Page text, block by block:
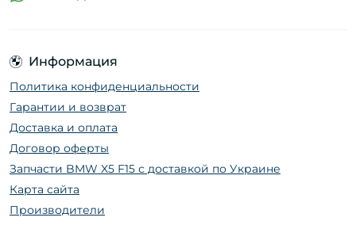
Информация
Политика конфиденциальности
Гарантии и возврат
Доставка и оплата
Договор оферты
Запчасти BMW X5 F15 с доставкой по Украине
Карта сайта
Производители